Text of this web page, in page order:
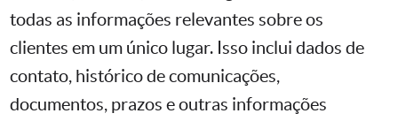
todas as informações relevantes sobre os
clientes em um único lugar. Isso inclui dados de
contato, histórico de comunicações,
documentos, prazos e outras informações